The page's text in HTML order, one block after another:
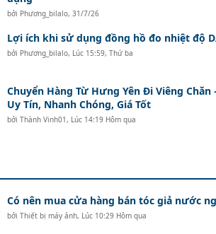
bởi Phương_bilalo, 31/7/26
Lợi ích khi sử dụng đồng hồ đo nhiệt độ
bởi Phương_bilalo, Lúc 15:59, Thứ ba
Chuyển Hàng Từ Hưng Yên Đi Viêng Chăn
Uy Tín, Nhanh Chóng, Giá Tốt
bởi Thành Vinh01, Lúc 14:19 Hôm qua
Có nên mua cửa hàng bán tóc giả nước
bởi Thiết bị máy ảnh, Lúc 10:29 Hôm qua